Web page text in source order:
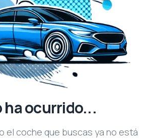
ha ocurrido...
el coche que buscas ya no está